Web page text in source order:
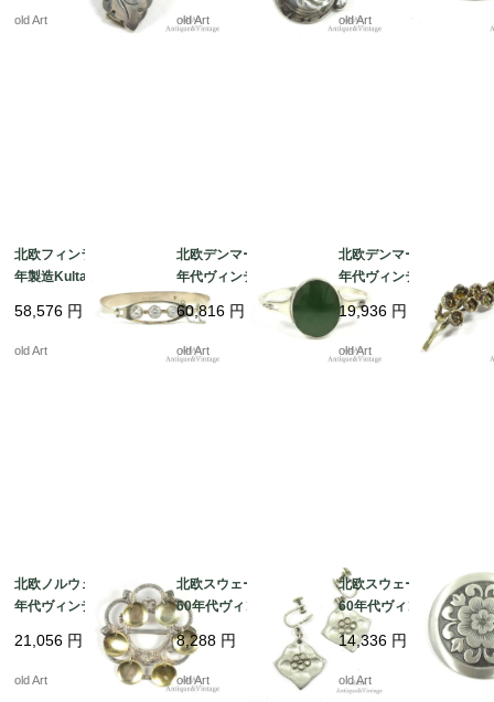
【N-21834】@
old Art
製植物ブローチ#71【N
-21830】@
old Art
ー銀製ブローチ#34【N
-21827】@
old Art
北欧フィンランド1972
年製造Kultaseppa Sal
ovaaraモダンロックク
リスタルバングル【SIL
58,576 円
old Art
北欧デンマーク製1960
年代ヴィンテージN.E.F
romスターリングシル
バー銀製ネフライトブ
レスレットバングル【1
6.5cm】【N-21819】
60,816 円
old Art
北欧デンマーク製1950
年代ヴィンテージFlora
Danica/フローラダニカ
STERLINGシルバー銀
製フラワーブローチ
【N-21745】 ＠
19,936 円
old Art
北欧ノルウェー製1950
年代ヴィンテージ伝統
的シルバー830S製solj
eブローチ【N-21696】
＠
21,056 円
old Art
北欧スウェーデン製19
60年代ヴィンテージス
カンジナビアR.Tennes
medピューター製イヤ
リング【N-21259】＠
8,288 円
old Art
北欧スウェーデン製19
60年代ヴィンテージス
カンジナビアR.Tennes
medピューター製花ブ
ローチ【N-21258】＠
14,336 円
old Art